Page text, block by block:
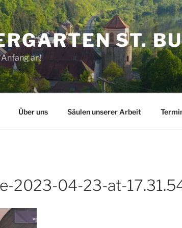
ST.
an!
Über uns Säulen unserer Arbeit
2023-04-23-at-